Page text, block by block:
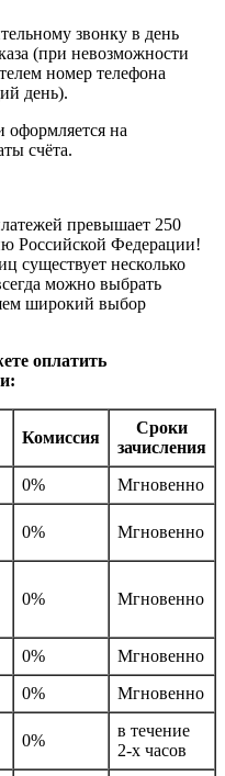
звонку в день
(при невозможности
номер телефона
день).
оформляется на
счёта.
превышает 250
Российской Федерации!
существует несколько
можно выбрать
широкий выбор
оплатить
Комиссия
Сроки
зачисления
0%
Мгновенно
0% Мгновенно
0% Мгновенно
0%
Мгновенно
0%
Мгновенно
0%
в течение
2-х часов